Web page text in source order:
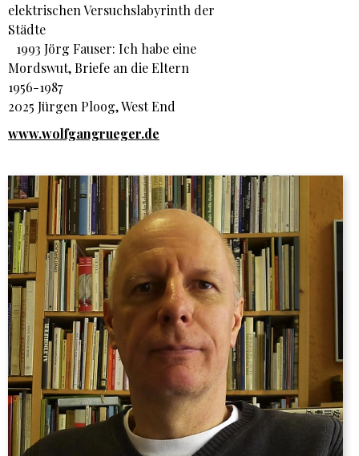
elektrischen Versuchslabyrinth der
Städte
1993 Jörg Fauser: Ich habe eine
Mordswut, Briefe an die Eltern
1956-1987
2025 Jürgen Ploog, West End
www.wolfgangrueger.de